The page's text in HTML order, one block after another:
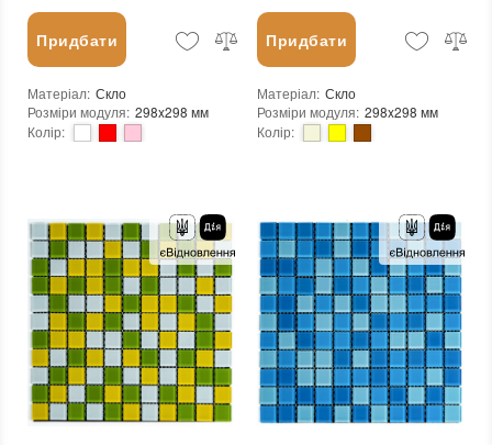
Придбати
Матеріал: Скло
Розміри модуля: 298x298 мм
Колір:
Основа: Самоклейка, Сітка
Призначення:
В інтер'єрі, Для лазні, Для басейну, Для ванної кімнати та туалету, Для вітальні, Для душової, Для кухні, Для спальні, Для фартуха
Вага модуля: 0.57 кг
Розмір чіпа: 25x25 мм
Товщина чіпа: 4.5 мм
Площа модуля: 0,088 м²
Країна виробника: Китай
Бренд:
Sticker Wall
Тип поверхні
Глянцева
новий
Зі знижкою
Придбати
Матеріал: Скло
Розміри модуля: 298x298 мм
Колір:
Основа: Самоклейка, Сітка
Призначення:
В інтер'єрі, Для лазні, Для басейну, Для ванної кімнати та туалету, Для вітальні, Для душової, Для кухні, Для спальні, Для фартуха
Вага модуля: 0.57 кг
Розмір чіпа: 25x25 мм
Товщина чіпа: 4.5 мм
Площа модуля: 0,088 м²
Країна виробника: Китай
Бренд: Sticker Wall
Тип поверхні: Глянцева
: новий
: Зі знижкою